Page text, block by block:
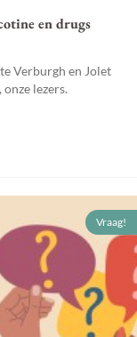
en drugs
Verburgh en Jolet
lezers.
Vraag!